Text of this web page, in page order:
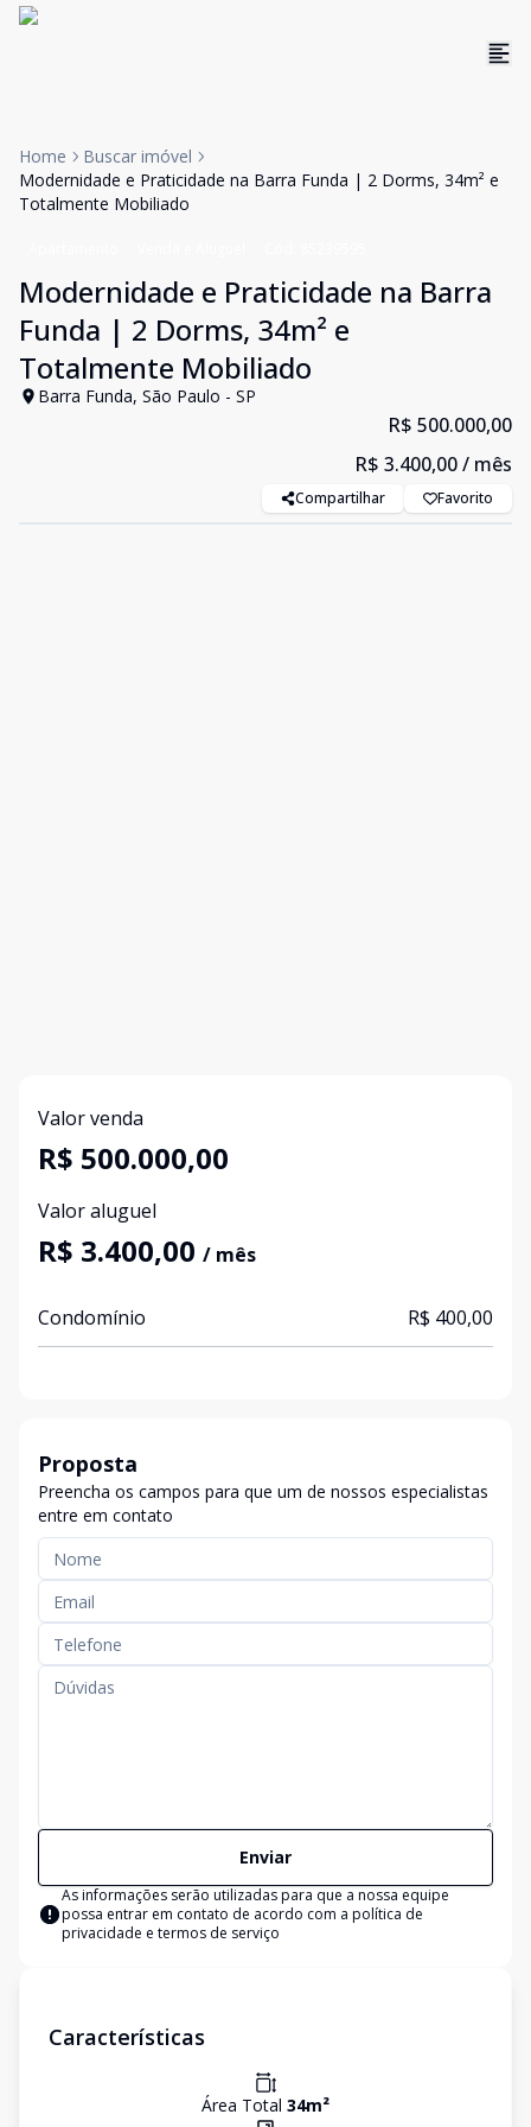
Home
Buscar imóvel
Modernidade e Praticidade na Barra Funda | 2 Dorms, 34m² e
Totalmente Mobiliado
Modernidade e Praticidade na Barra
Funda | 2 Dorms, 34m² e
Totalmente Mobiliado
Barra Funda, São Paulo - SP
R$ 500.000,00
R$ 3.400,00/ mês
Compartilhar Favorito
Valor venda
R$ 500.000,00
Valor aluguel
R$ 3.400,00 / mês
Condomínio R$ 400,00
Proposta
Preencha os campos para que um de nossos especialistas
entre em contato
Enviar
As informações serão utilizadas para que a nossa equipe
possa entrar em contato de acordo com a política de
privacidade e termos de serviço
Características
Área Total 34m²